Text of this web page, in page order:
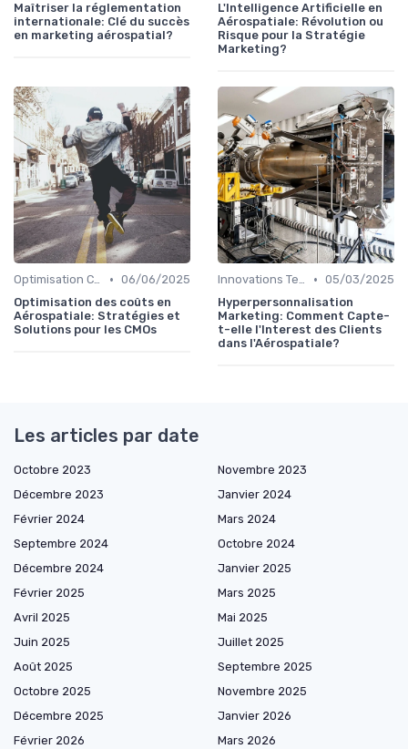
Maîtriser la réglementation
internationale: Clé du succès
en marketing aérospatial?
L'Intelligence Artificielle en
Aérospatiale: Révolution ou
Risque pour la Stratégie
Marketing?
Optimisation Coûts • 06/06/2025
Optimisation des coûts en
Aérospatiale: Stratégies et
Solutions pour les CMOs
Innovations Technologiques • 05/03/2025
Hyperpersonnalisation
Marketing: Comment Capte-
t-elle l'Interest des Clients
dans l'Aérospatiale?
Les articles par date
Octobre 2023
Novembre 2023
Décembre 2023
Janvier 2024
Février 2024
Mars 2024
Septembre 2024
Octobre 2024
Décembre 2024
Janvier 2025
Février 2025
Mars 2025
Avril 2025
Mai 2025
Juin 2025
Juillet 2025
Août 2025
Septembre 2025
Octobre 2025
Novembre 2025
Décembre 2025
Janvier 2026
Février 2026
Mars 2026